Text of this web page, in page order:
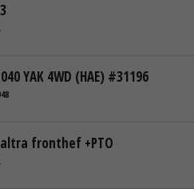
YAK 4WD (HAE) #31196
fronthef +PTO